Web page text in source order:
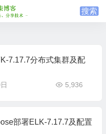
7.17.7分布式集群及配
5,936
部署ELK-7.17.7及配置